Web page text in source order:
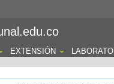
EXTENSIÓN